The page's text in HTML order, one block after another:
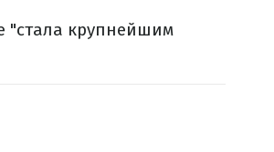
"стала крупнейшим